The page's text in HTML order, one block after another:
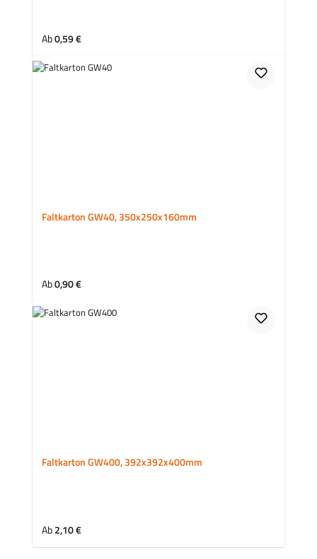
Regulärer Preis:
Ab0,59 €
Faltkarton GW40, 350x250x160mm
Regulärer Preis:
Ab0,90 €
Faltkarton GW400, 392x392x400mm
Regulärer Preis:
Ab2,10 €